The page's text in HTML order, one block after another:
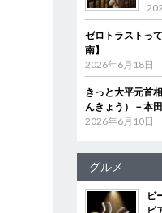
ゼロトラストっ
南】
2026年6月18日
きっと大平元首
んきょう）－本
2026年6月10日
グルメ
ビ
ビ